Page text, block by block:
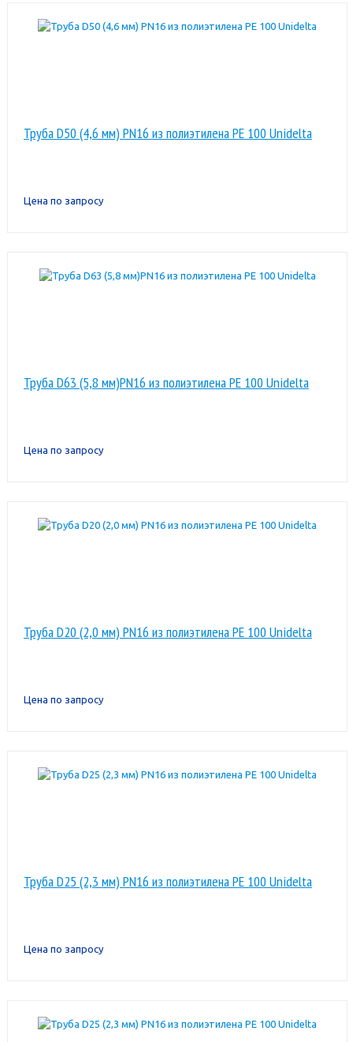
Труба D50 (4,6 мм) PN16 из полиэтилена PE 100 Unidelta
Цена по запросу
Труба D63 (5,8 мм)PN16 из полиэтилена PE 100 Unidelta
Цена по запросу
Труба D20 (2,0 мм) PN16 из полиэтилена PE 100 Unidelta
Цена по запросу
Труба D25 (2,3 мм) PN16 из полиэтилена PE 100 Unidelta
Цена по запросу